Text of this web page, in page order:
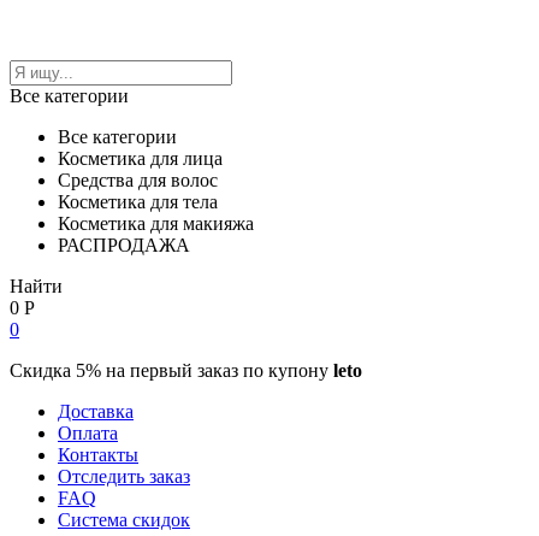
Все категории
Все категории
Косметика для лица
Средства для волос
Косметика для тела
Косметика для макияжа
РАСПРОДАЖА
Найти
0 Р
0
Скидка 5% на первый заказ по купону leto
Доставка
Оплата
Контакты
Отследить заказ
FAQ
Система скидок